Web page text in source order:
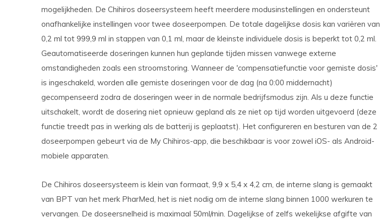
mogelijkheden. De Chihiros doseersysteem heeft meerdere modusinstellingen en ondersteunt
onafhankelijke instellingen voor twee doseerpompen. De totale dagelijkse dosis kan variëren van
0,2 ml tot 999,9 ml in stappen van 0,1 ml, maar de kleinste individuele dosis is beperkt tot 0,2 ml.
Geautomatiseerde doseringen kunnen hun geplande tijden missen vanwege externe
omstandigheden zoals een stroomstoring. Wanneer de 'compensatiefunctie voor gemiste dosis'
is ingeschakeld, worden alle gemiste doseringen voor de dag (na 0:00 middernacht)
gecompenseerd zodra de doseringen weer in de normale bedrijfsmodus zijn. Als u deze functie
uitschakelt, wordt de dosering niet opnieuw gepland als ze niet op tijd worden uitgevoerd (deze
functie treedt pas in werking als de batterij is geplaatst). Het configureren en besturen van de 2
doseerpompen gebeurt via de My Chihiros-app, die beschikbaar is voor zowel iOS- als Android-
mobiele apparaten.
De Chihiros doseersysteem is klein van formaat, 9,9 x 5,4 x 4,2 cm, de interne slang is gemaakt
van BPT van het merk PharMed, het is niet nodig om de interne slang binnen 1000 werkuren te
vervangen. De doseersnelheid is maximaal 50ml/min. Dagelijkse of zelfs wekelijkse afgifte van